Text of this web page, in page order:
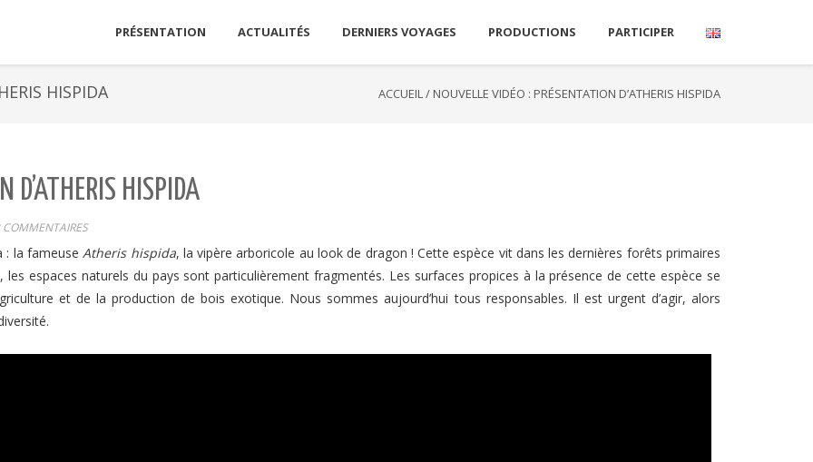
PRÉSENTATION ACTUALITÉS DERNIERS VOYAGES PRODUCTIONS PARTICIPER
HISPIDA ACCUEIL/ NOUVELLE VIDÉO : PRÉSENTATION D’ATHERIS HISPIDA
D’ATHERIS HISPIDA
: la fameuse Atheris hispida, la vipère arboricole au look de dragon ! Cette espèce vit dans les dernières forêts primaires
espaces naturels du pays sont particulièrement fragmentés. Les surfaces propices à la présence de cette espèce se
et de la production de bois exotique. Nous sommes aujourd’hui tous responsables. Il est urgent d’agir, alors